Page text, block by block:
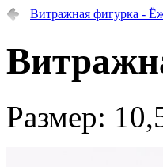
Витражная фигурка -
Размер: